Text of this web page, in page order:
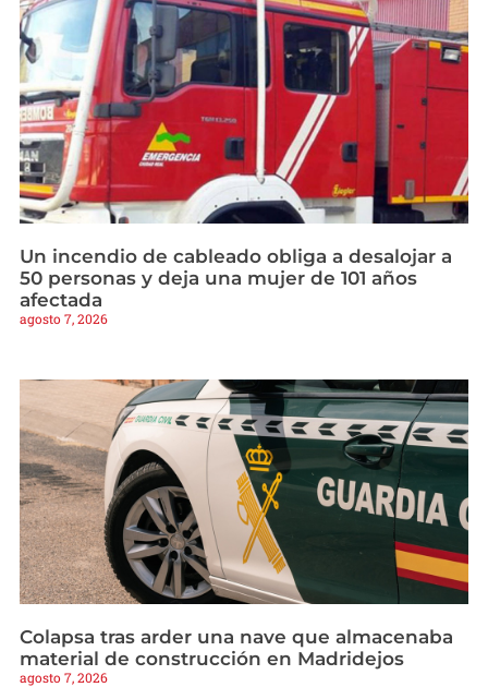
Un incendio de cableado obliga a desalojar a
50 personas y deja una mujer de 101 años
afectada
agosto 7, 2026
Colapsa tras arder una nave que almacenaba
material de construcción en Madridejos
agosto 7, 2026